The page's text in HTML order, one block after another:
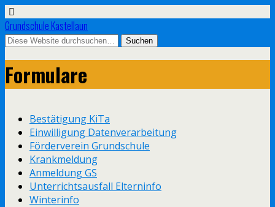
Grundschule Kastellaun
Formulare
Bestätigung KiTa
Einwilligung Datenverarbeitung
Förderverein Grundschule
Krankmeldung
Anmeldung GS
Unterrichtsausfall Elterninfo
Winterinfo